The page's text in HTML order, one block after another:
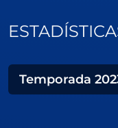
Temporada